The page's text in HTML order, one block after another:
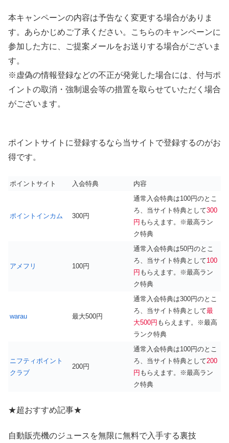
本キャンペーンの内容は予告なく変更する場合がありま
す。あらかじめご了承ください。こちらのキャンペーンに
参加した方に、ご提案メールをお送りする場合がございま
す。
※虚偽の情報登録などの不正が発覚した場合には、付与ポ
イントの取消・強制退会等の措置を取らせていただく場合
がございます。
ポイントサイトに登録するなら当サイトで登録するのがお
得です。
ポイントサイト 入会特典 内容
ポイントインカム 300円
通常入会特典は100円のとこ
ろ、当サイト特典として300
円 もらえます。※最高ラン
ク特典
アメフリ 100円
通常入会特典は50円のとこ
ろ、当サイト特典として100
円 もらえます。※最高ラン
ク特典
warau 最大500円
通常入会特典は300円のとこ
ろ、当サイト特典として最
大500円 もらえます。※最高
ランク特典
ニフティポイント
クラブ
200円
通常入会特典は100円のとこ
ろ、当サイト特典として200
円 もらえます。※最高ラン
ク特典
★超おすすめ記事★
自動販売機のジュースを無限に無料で入手する裏技